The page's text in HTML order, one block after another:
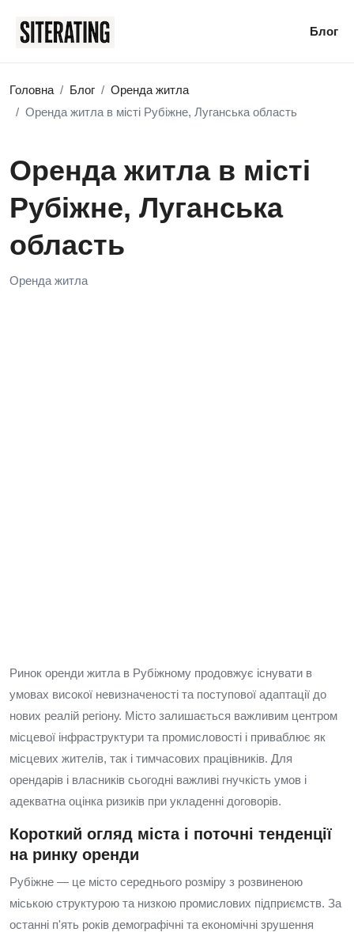
Блог
Головна Блог
Оренда житла
Оренда житла в місті Рубіжне, Луганська область
Оренда житла в місті
Рубіжне, Луганська
область
Оренда житла
Ринок оренди житла в Рубіжному продовжує існувати в
умовах високої невизначеності та поступової адаптації до
нових реалій регіону. Місто залишається важливим центром
місцевої інфраструктури та промисловості і приваблює як
місцевих жителів, так і тимчасових працівників. Для
орендарів і власників сьогодні важливі гнучкість умов і
адекватна оцінка ризиків при укладенні договорів.
Короткий огляд міста і поточні тенденції
на ринку оренди
Рубіжне — це місто середнього розміру з розвиненою
міською структурою та низкою промислових підприємств. За
останні п'ять років демографічні та економічні зрушення